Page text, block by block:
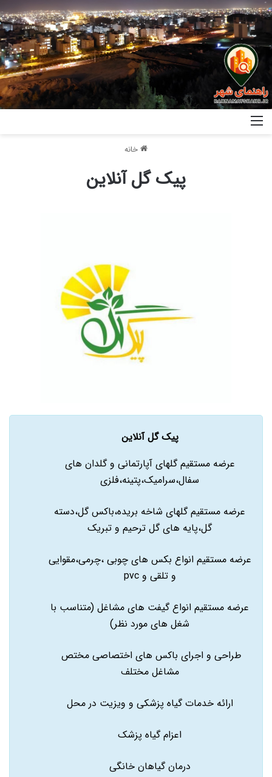
خانه
پیک گل آنلاین
پیک گل آنلاین
عرضه مستقیم گلهای آپارتمانی و گلدان های
سفال،سرامیک،پتینه،فلزی
عرضه مستقیم گلهای شاخه بریده،باکس گل،دسته
گل،پایه های گل ترحیم و تبریک
عرضه مستقیم انواع بکس های چوبی ،چرمی،مقوایی
و تلقی و pvc
عرضه مستقیم انواع گیفت های مشاغل (متناسب با
شغل های مورد نظر)
طراحی و اجرای باکس های اختصاصی مختص
مشاغل مختلف
ارائه خدمات گیاه پزشکی و ویزیت در محل
اعزام گیاه پزشک
درمان گیاهان خانگی